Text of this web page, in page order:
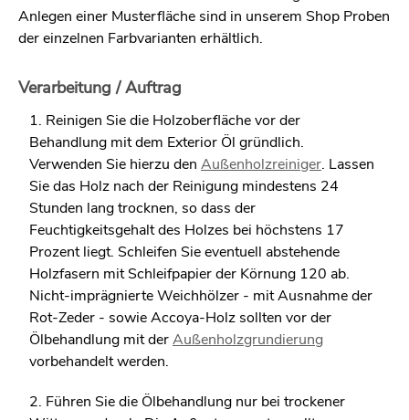
Anlegen einer Musterfläche sind in unserem Shop Proben
der einzelnen Farbvarianten erhältlich.
Verarbeitung / Auftrag
1. Reinigen Sie die Holzoberfläche vor der
Behandlung mit dem Exterior Öl gründlich.
Verwenden Sie hierzu den Außenholzreiniger. Lassen
Sie das Holz nach der Reinigung mindestens 24
Stunden lang trocknen, so dass der
Feuchtigkeitsgehalt des Holzes bei höchstens 17
Prozent liegt. Schleifen Sie eventuell abstehende
Holzfasern mit Schleifpapier der Körnung 120 ab.
Nicht-imprägnierte Weichhölzer - mit Ausnahme der
Rot-Zeder - sowie Accoya-Holz sollten vor der
Ölbehandlung mit derAußenholzgrundierung
vorbehandelt werden.
2. Führen Sie die Ölbehandlung nur bei trockener